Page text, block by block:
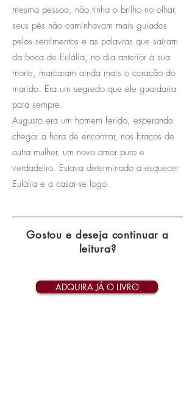
mesma pessoa, não tinha o brilho no olhar,
seus pés não caminhavam mais guiados
pelos sentimentos e as palavras que saíram
da boca de Eulália, no dia anterior à sua
morte, marcaram ainda mais o coração do
marido. Era um segredo que ele guardaria
para sempre.
Augusto era um homem ferido, esperando
chegar a hora de encontrar, nos braços de
outra mulher, um novo amor puro e
verdadeiro. Estava determinado a esquecer
Eulália e a casar-se logo.
Gostou e deseja continuar a
leitura?
ADQUIRA JÁ O LIVRO